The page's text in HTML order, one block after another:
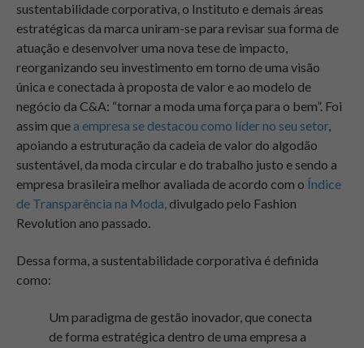
sustentabilidade corporativa, o Instituto e demais áreas
estratégicas da marca uniram-se para revisar sua forma de
atuação e desenvolver uma nova tese de impacto,
reorganizando seu investimento em torno de uma visão
única e conectada à proposta de valor e ao modelo de
negócio da C&A: “tornar a moda uma força para o bem”. Foi
assim que a empresa se destacou como líder no seu setor,
apoiando a estruturação da cadeia de valor do algodão
sustentável, da moda circular e do trabalho justo e sendo a
empresa brasileira melhor avaliada de acordo com o Índice
de Transparência na Moda, divulgado pelo Fashion
Revolution ano passado.
Dessa forma, a sustentabilidade corporativa é definida
como:
Um paradigma de gestão inovador, que conecta
de forma estratégica dentro de uma empresa a